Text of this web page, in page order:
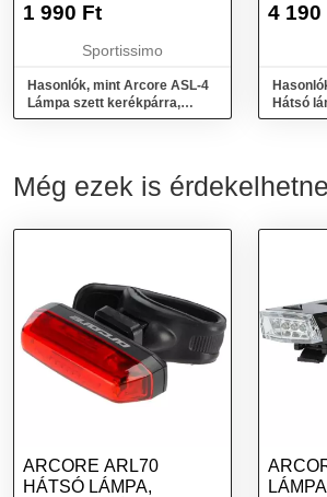
1 990 Ft
Sportissimo
Hasonlók, mint Arcore ASL-4
Lámpa szett kerékpárra,
fekete, méret
4 190
Hátsó
Még ezek is
ARCORE ARL70
HÁTSÓ LÁMPA,